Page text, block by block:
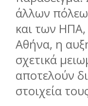
άλλων
και των ΗΠΑ,
Αθήνα, η
σχετικά
αποτελούν
στοιχεία